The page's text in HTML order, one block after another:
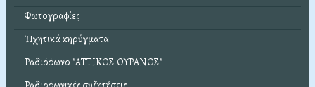
Φωτογραφίες
Ἠχητικά κηρύγματα
Ραδιόφωνο "ΑΤΤΙΚΟΣ ΟΥΡΑΝΟΣ"